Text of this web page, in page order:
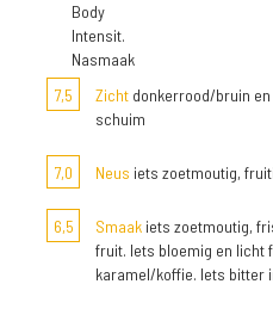
Body
Intensit.
Nasmaak
7,5
Zicht donkerrood/bruin
schuim
7,0 Neus iets zoetmoutig,
6,5 Smaak iets zoetmoutig,
fruit. Iets bloemig en licht
karamel/koffie. Iets bitter